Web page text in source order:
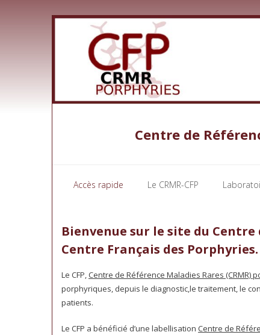
Skip
Centre de
Accès rapide Le CRMR-CFP
Bienvenue sur le site du
Centre Français des Porphyries.
Le CFP,Centre de Référence Maladies Rares (CRMR)
porphyriques, depuis le diagnostic,le traitement, le
patients.
Le CFP a bénéficié d’une labellisation Centre de